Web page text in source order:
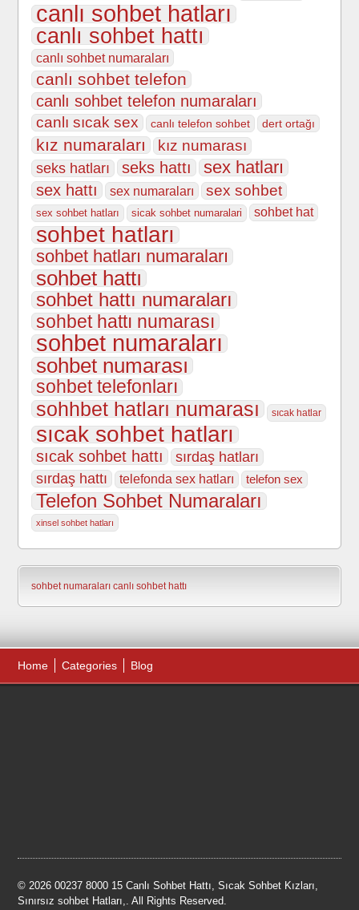
canlı sohbet hatları
canlı sohbet hattı
canlı sohbet numaraları
canlı sohbet telefon
canlı sohbet telefon numaraları
canlı sıcak sex canlı telefon sohbet dert ortağı
kız numaraları kız numarası
seks hatları seks hattı sex hatları
sex hattı sex numaraları sex sohbet
sex sohbet hatları sicak sohbet numaralari sohbet hat
sohbet hatları
sohbet hatları numaraları
sohbet hattı
sohbet hattı numaraları
sohbet hattı numarası
sohbet numaraları
sohbet numarası
sohbet telefonları
sohhbet hatları numarası sıcak hatlar
sıcak sohbet hatları
sıcak sohbet hattı
sırdaş hatları
sırdaş hattı
telefonda sex hatları telefon sex
Telefon Sohbet Numaraları
xinsel sohbet hatları
sohbet numaraları canlı sohbet hattı
Home Categories Blog
© 2026 00237 8000 15 Canlı Sohbet Hattı, Sıcak Sohbet Kızları,
Sınırsız sohbet Hatları,. All Rights Reserved.